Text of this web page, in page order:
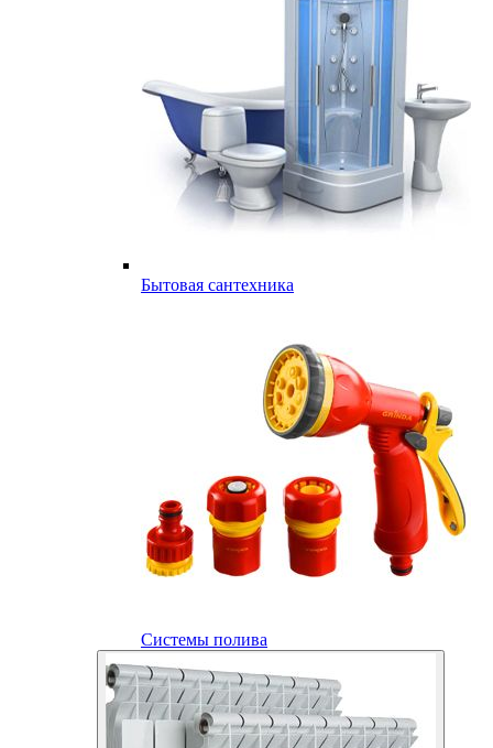
Бытовая сантехника
Системы полива